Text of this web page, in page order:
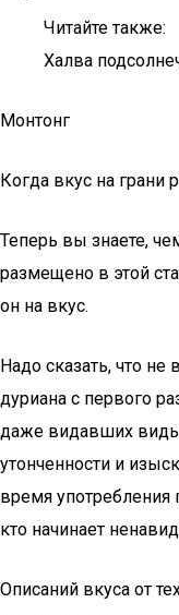
Читайте также:
Халва
Монтонг
Когда вкус на грани
Теперь вы знаете,
размещено в этой
он на вкус.
Надо сказать, что не
дуриана с первого
даже видавших
утонченности и
время употребления
кто начинает
Описаний вкуса от